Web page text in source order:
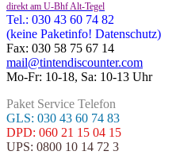
direkt am U-Bhf Alt-Tegel
Tel.: 030 43 60 74 82
(keine Paketinfo! Datenschutz)
Fax: 030 58 75 67 14
mail@tintendiscounter.com
Mo-Fr: 10-18, Sa: 10-13 Uhr
Paket Service Telefon
GLS: 030 43 60 74 83
DPD: 060 21 15 04 15
UPS: 0800 10 14 72 3